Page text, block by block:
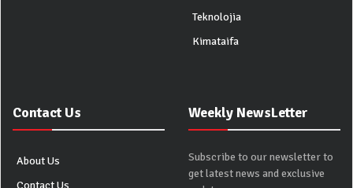
Teknolojia
Kimataifa
Contact Us
About Us
Contact Us
Weekly NewsLetter
Subscribe to our newsletter to
get latest news and exclusive